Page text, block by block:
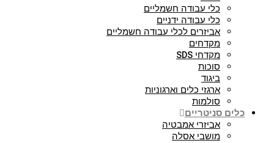
כלי עבודה חשמליים
כלי עבודה ידניים
אביזרים לכלי עבודה חשמליים
מקדחים
מקדחי SDS
סוכות
ביגוד
ארגזי כלים וארגוניות
סולמות
כלים סניטריים
אביזרי אמבטיה
מושבי אסלה